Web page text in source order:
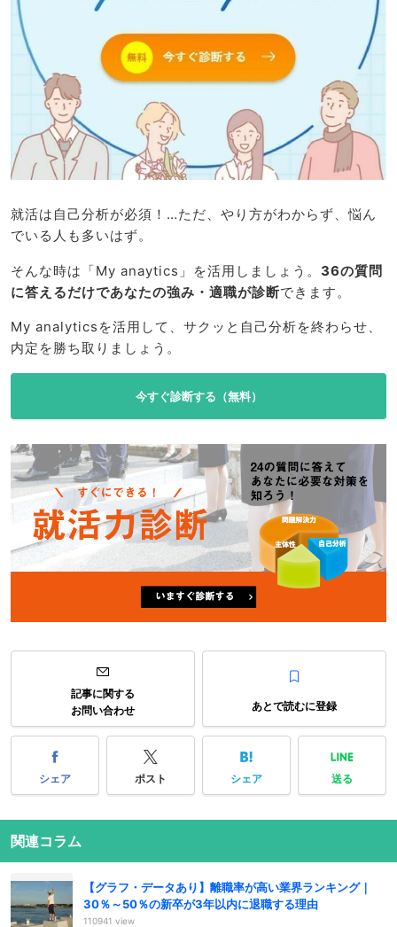
就活は自己分析が必須！…ただ、やり方がわからず、悩ん
でいる人も多いはず。
そんな時は「My anaytics」を活用しましょう。 36の質問
に答えるだけであなたの強み・適職が診断できます。
My analyticsを活用して、サクッと自己分析を終わらせ、
内定を勝ち取りましょう。
今すぐ診断する（無料）
記事に関する
お問い合わせ
あとで読むに登録
シェア ポスト シェア 送る
関連コラム
【グラフ・データあり】離職率が高い業界ランキング｜
30％～50％の新卒が3年以内に退職する理由
110941 view